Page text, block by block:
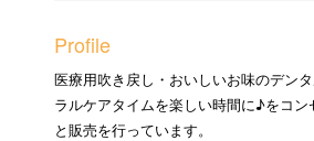
Profile
医療用吹き戻し・おいしいお味のデン
ラルケアタイムを楽しい時間に♪をコ
と販売を行っています。